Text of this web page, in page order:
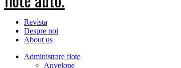
Revista
Despre noi
About us
Administrare flote
Anvelope